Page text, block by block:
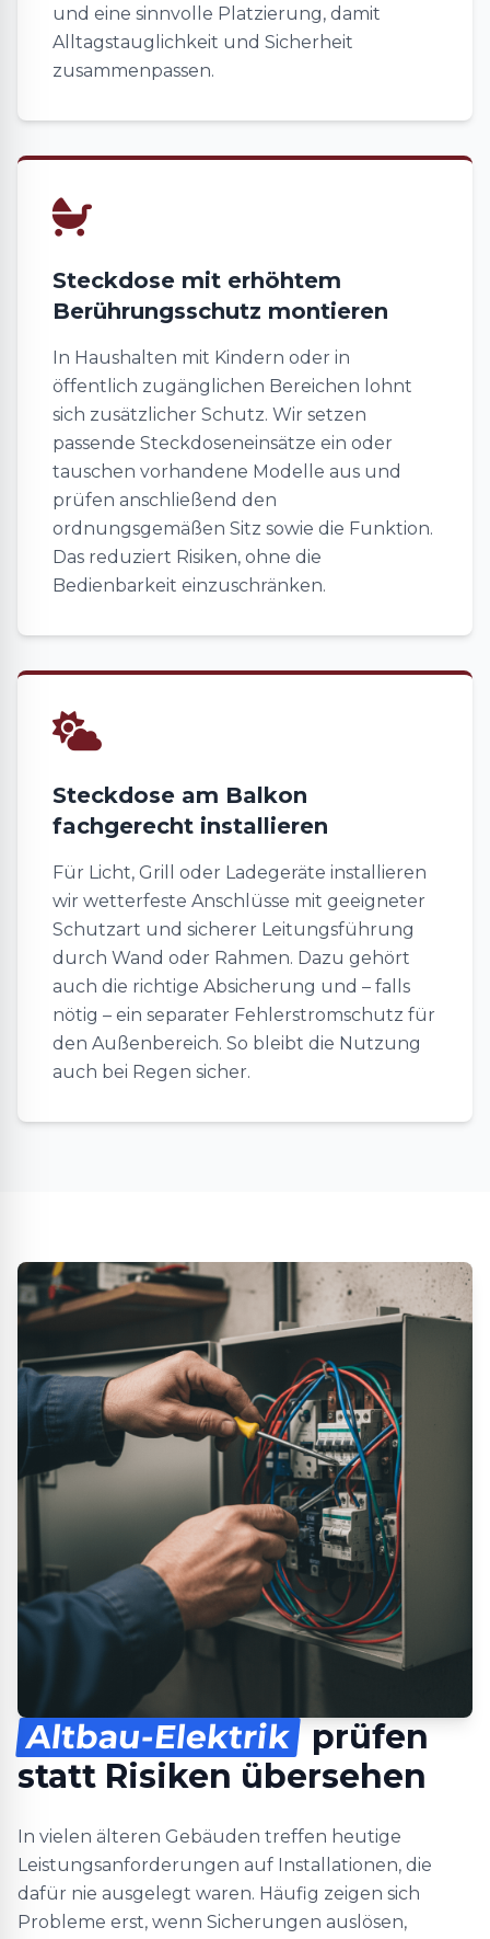
und eine sinnvolle Platzierung, damit
Alltagstauglichkeit und Sicherheit
zusammenpassen.
Steckdose mit erhöhtem
Berührungsschutz montieren
In Haushalten mit Kindern oder in
öffentlich zugänglichen Bereichen lohnt
sich zusätzlicher Schutz. Wir setzen
passende Steckdoseneinsätze ein oder
tauschen vorhandene Modelle aus und
prüfen anschließend den
ordnungsgemäßen Sitz sowie die Funktion.
Das reduziert Risiken, ohne die
Bedienbarkeit einzuschränken.
Steckdose am Balkon
fachgerecht installieren
Für Licht, Grill oder Ladegeräte installieren
wir wetterfeste Anschlüsse mit geeigneter
Schutzart und sicherer Leitungsführung
durch Wand oder Rahmen. Dazu gehört
auch die richtige Absicherung und – falls
nötig – ein separater Fehlerstromschutz für
den Außenbereich. So bleibt die Nutzung
auch bei Regen sicher.
Altbau-Elektrik prüfen
statt Risiken übersehen
In vielen älteren Gebäuden treffen heutige
Leistungsanforderungen auf Installationen, die
dafür nie ausgelegt waren. Häufig zeigen sich
Probleme erst, wenn Sicherungen auslösen,